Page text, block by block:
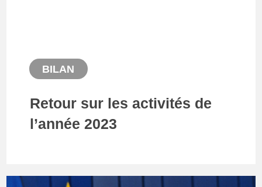
BILAN
Retour sur les activités de
l’année 2023